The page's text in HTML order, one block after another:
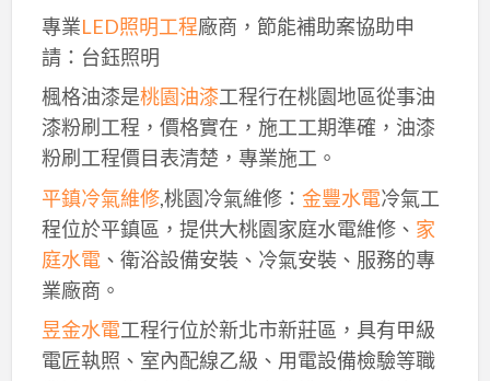
專業LED照明工程廠商，節能補助案協助申
請：台鈺照明
楓格油漆是桃園油漆工程行在桃園地區從事油
漆粉刷工程，價格實在，施工工期準確，油漆
粉刷工程價目表清楚，專業施工。
平鎮冷氣維修,桃園冷氣維修： 金豐水電冷氣工
程位於平鎮區，提供大桃園家庭水電維修、 家
庭水電、衛浴設備安裝、冷氣安裝、服務的專
業廠商。
昱金水電工程行位於新北市新莊區，具有甲級
電匠執照、室內配線乙級、用電設備檢驗等職